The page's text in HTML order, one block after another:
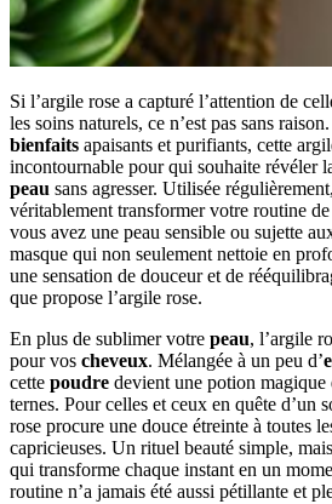
Si l’argile rose a capturé l’attention de
les soins naturels, ce n’est pas sans
bienfaits apaisants et purifiants, cette
incontournable pour qui souhaite révéler
peau sans agresser. Utilisée
véritablement transformer votre routine
vous avez une peau sensible ou sujette
masque qui non seulement nettoie en
une sensation de douceur et de
que propose l’argile rose.
En plus de sublimer votre peau, l’argile
pour vos cheveux. Mélangée à un peu d’
cette poudre devient une potion magique
ternes. Pour celles et ceux en quête d’un
rose procure une douce étreinte à toutes
capricieuses. Un rituel beauté simple,
qui transforme chaque instant en un
routine n’a jamais été aussi pétillante et